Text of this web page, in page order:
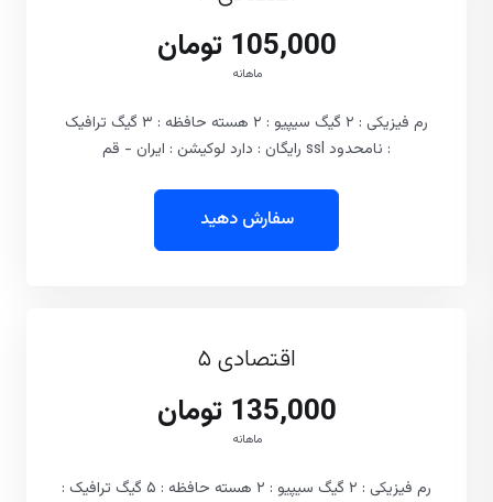
105,000 تومان
ماهانه
رم فیزیکی : ۲ گیگ سیپیو : ۲ هسته حافظه : ۳ گیگ ترافیک
: نامحدود ssl رایگان : دارد لوکیشن : ایران - قم
سفارش دهید
اقتصادی ۵
135,000 تومان
ماهانه
رم فیزیکی : ۲ گیگ سیپیو : ۲ هسته حافظه : ۵ گیگ ترافیک :